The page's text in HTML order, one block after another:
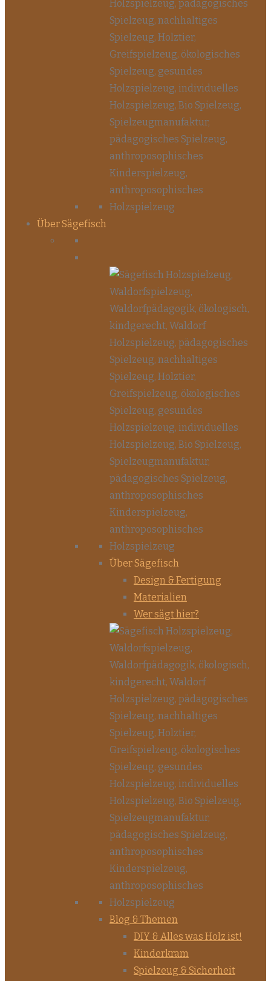
Über Sägefisch
Über Sägefisch
Design & Fertigung
Materialien
Wer sägt hier?
Blog & Themen
DIY & Alles was Holz ist!
Kinderkram
Spielzeug & Sicherheit